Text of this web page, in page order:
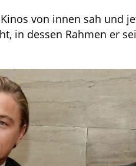
von innen sah und
in dessen Rahmen er